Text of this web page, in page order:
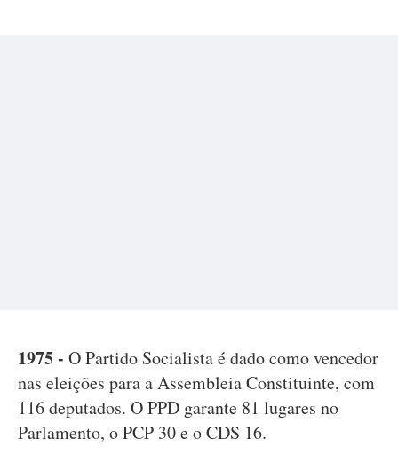
1975 - O Partido Socialista é dado como vencedor
nas eleições para a Assembleia Constituinte, com
116 deputados. O PPD garante 81 lugares no
Parlamento, o PCP 30 e o CDS 16.